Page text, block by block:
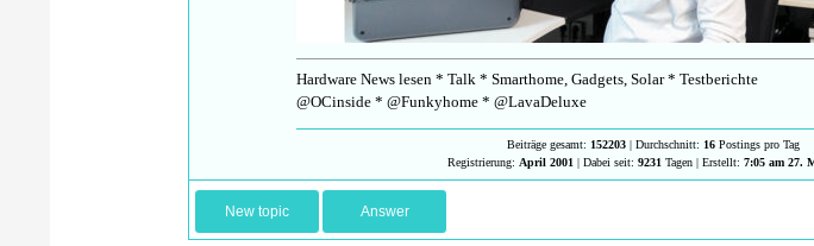
Hardware News lesen * Talk * Smarthome, Gadgets, Solar * Testberichte
@OCinside * @Funkyhome * @LavaDeluxe
Beiträge gesamt: 152203 | Durchschnitt: 16 Postings pro Tag
Registrierung: April 2001 | Dabei seit: 9231 Tagen | Erstellt: 7:05 am 27.
New topic Answer